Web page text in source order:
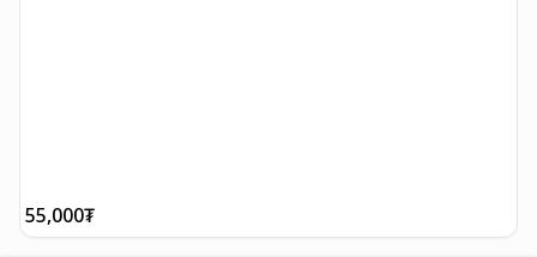
55,000₮